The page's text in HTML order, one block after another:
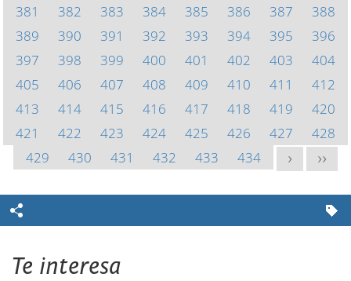
381
382 383 384 385 386 387
388
389
390 391 392 393 394 395
396
397
398 399 400 401 402 403
404
405
406 407 408 409 410 411
412
413
414 415 416 417 418 419
420
421
422 423 424 425 426 427
428
429
430 431 432 433 434 > >>
Te interesa